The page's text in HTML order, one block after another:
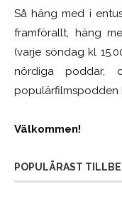
Så häng med i
framförallt, häng
(varje söndag kl
nördiga poddar,
populärfilmspodden
Välkommen!
POPULÄRAST